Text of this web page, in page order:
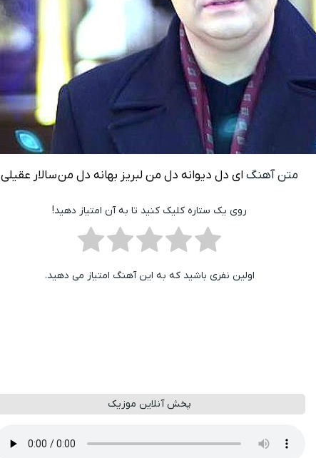
متن آهنگ ای دل دیوانه دل من لبریز بهانه دل منسالار عقیلی
روی یک ستاره کلیک کنید تا به آن امتیاز دهید!
اولین نفری باشید که به این آهنگ امتیاز می دهید.
پخش آنلاین موزیک